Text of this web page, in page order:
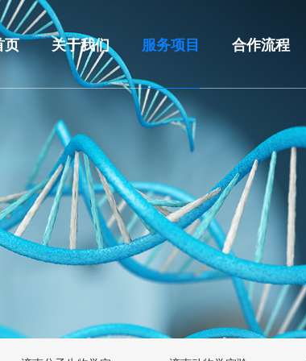
页 关于我们 服务项目 合作流程